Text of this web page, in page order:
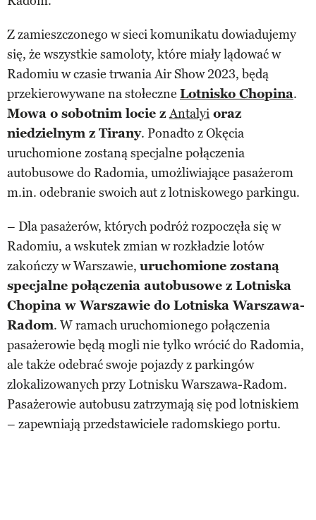
Z zamieszczonego w sieci komunikatu dowiadujemy
się, że wszystkie samoloty, które miały lądować w
Radomiu w czasie trwania Air Show 2023, będą
przekierowywane na stołeczne Lotnisko Chopina.
Mowa o sobotnim locie zAntalyi oraz
niedzielnym z Tirany. Ponadto z Okęcia
uruchomione zostaną specjalne połączenia
autobusowe do Radomia, umożliwiające pasażerom
m.in. odebranie swoich aut z lotniskowego parkingu.
– Dla pasażerów, których podróż rozpoczęła się w
Radomiu, a wskutek zmian w rozkładzie lotów
zakończy w Warszawie, uruchomione zostaną
specjalne połączenia autobusowe z Lotniska
Chopina w Warszawie do Lotniska Warszawa-
Radom. W ramach uruchomionego połączenia
pasażerowie będą mogli nie tylko wrócić do Radomia,
ale także odebrać swoje pojazdy z parkingów
zlokalizowanych przy Lotnisku Warszawa-Radom.
Pasażerowie autobusu zatrzymają się pod lotniskiem
– zapewniają przedstawiciele radomskiego portu.